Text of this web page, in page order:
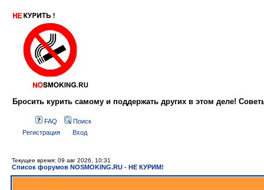
Бросить курить самому и поддержать других в этом деле!
FAQ
Поиск
Регистрация
Вход
Текущее время: 09 авг 2026, 10:31
Список форумов NOSMOKING.RU - НЕ КУРИМ!